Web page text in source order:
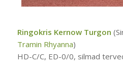
Ringokris Kernow Turgon
Tramin Rhyanna)
HD-C/C, ED-0/0, silmad